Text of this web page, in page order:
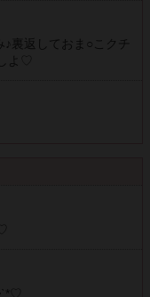
裏返しておま○こクチ
よ♡